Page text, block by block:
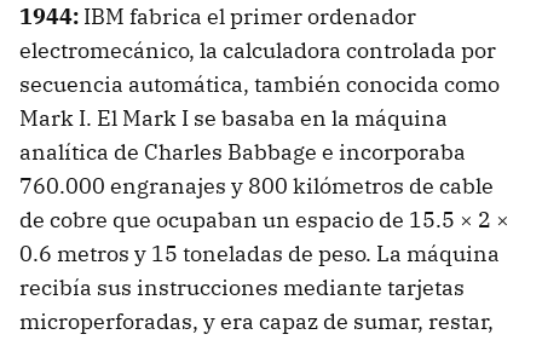
1944: IBM fabrica el primer ordenador
electromecánico, la calculadora controlada por
secuencia automática, también conocida como
Mark I. El Mark I se basaba en la máquina
analítica de Charles Babbage e incorporaba
760.000 engranajes y 800 kilómetros de cable
de cobre que ocupaban un espacio de 15.5 × 2 ×
0.6 metros y 15 toneladas de peso. La máquina
recibía sus instrucciones mediante tarjetas
microperforadas, y era capaz de sumar, restar,